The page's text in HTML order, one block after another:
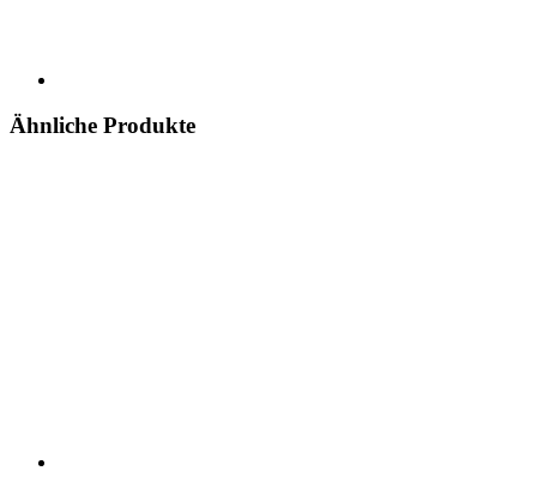
Ähnliche Produkte